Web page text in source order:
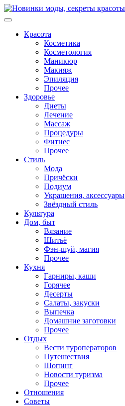
Перейти
к
Красота
Косметика
Косметология
Маникюр
Макияж
Эпиляция
Прочее
Здоровье
Диеты
Лечение
Массаж
Процедуры
Фитнес
Прочее
Стиль
Мода
Причёски
Подиум
Украшения, аксессуары
Звёздный стиль
Культура
Дом, быт
Вязание
Шитьё
Фэн-шуй, магия
Прочее
Кухня
Гарниры, каши
Горячее
Десерты
Салаты, закуски
Выпечка
Домашние заготовки
Прочее
Отдых
Вести туроператоров
Путешествия
Шопинг
Новости туризма
Прочее
Отношения
Советы